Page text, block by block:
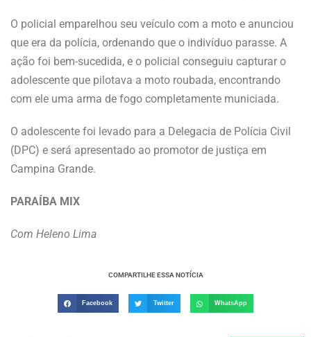
O policial emparelhou seu veículo com a moto e anunciou
que era da polícia, ordenando que o indivíduo parasse. A
ação foi bem-sucedida, e o policial conseguiu capturar o
adolescente que pilotava a moto roubada, encontrando
com ele uma arma de fogo completamente municiada.
O adolescente foi levado para a Delegacia de Polícia Civil
(DPC) e será apresentado ao promotor de justiça em
Campina Grande.
PARAÍBA MIX
Com Heleno Lima
COMPARTILHE ESSA NOTÍCIA
Facebook Twitter WhatsApp